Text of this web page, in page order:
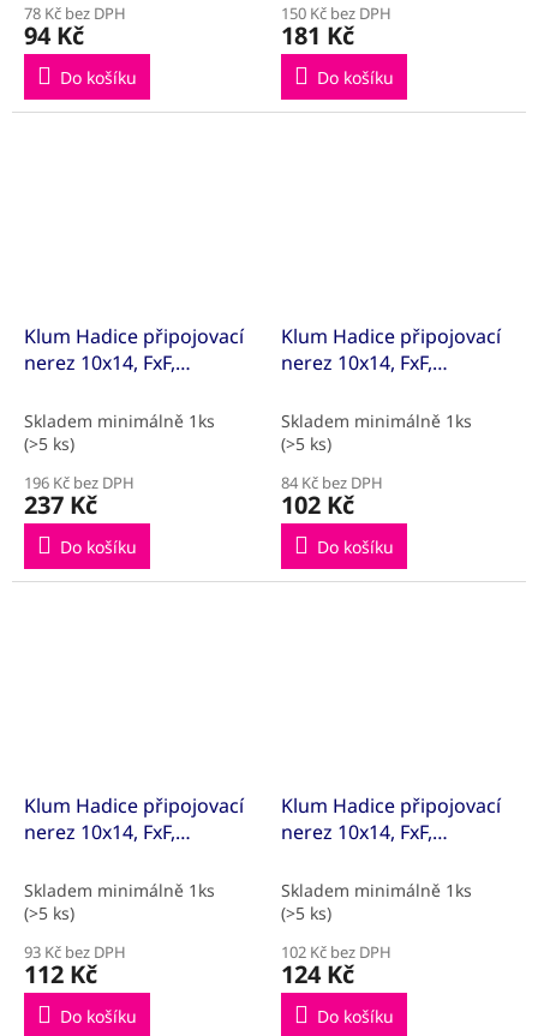
78 Kč bez DPH
94 Kč
Do košíku
150 Kč bez DPH
181 Kč
Do košíku
Klum Hadice připojovací
nerez 10x14, FxF,
Skladem minimálně 1ks
(>5 ks)
196 Kč bez DPH
237 Kč
Do košíku
Klum Hadice připojovací
nerez 10x14, FxF,
Skladem minimálně 1ks
(>5 ks)
84 Kč bez DPH
102 Kč
Do košíku
Klum Hadice připojovací
nerez 10x14, FxF,
Skladem minimálně 1ks
(>5 ks)
93 Kč bez DPH
112 Kč
Do košíku
Klum Hadice připojovací
nerez 10x14, FxF,
Skladem minimálně 1ks
(>5 ks)
102 Kč bez DPH
124 Kč
Do košíku